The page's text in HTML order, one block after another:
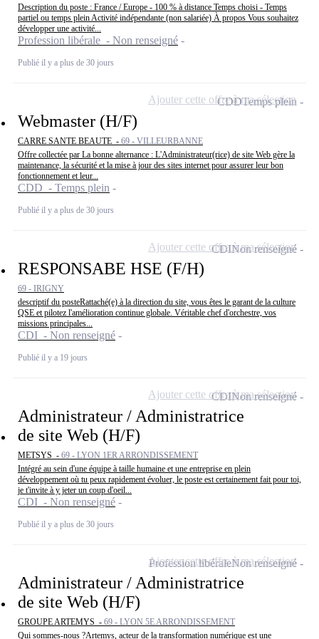
Description du poste : France / Europe - 100 % à distance Temps choisi - Temps
partiel ou temps plein Activité indépendante (non salariée) À propos Vous souhaitez
développer une activité...
Profession libérale - Non renseigné
Publié il y a plus de 30 jours
Webmaster (H/F)
CARRE SANTE BEAUTE - 69 - VILLEURBANNE
Offre collectée par La bonne alternance : L'Administrateur(rice) de site Web gère la
maintenance, la sécurité et la mise à jour des sites internet pour assurer leur bon
fonctionnement et leur...
CDD - Temps plein
Publié il y a plus de 30 jours
CDDTemps plein
Ajouter cette offre à ma sélection
RESPONSABE HSE (F/H)
69 - IRIGNY
descriptif du posteRattaché(e) à la direction du site, vous êtes le garant de la culture
QSE et pilotez l'amélioration continue globale. Véritable chef d'orchestre, vos
missions principales...
CDI - Non renseigné
Publié il y a 19 jours
CDINon renseigné
Ajouter cette offre à ma sélection
Administrateur / Administratrice
de site Web (H/F)
METSYS - 69 - LYON 1ER ARRONDISSEMENT
Intégré au sein d'une équipe à taille humaine et une entreprise en plein
développement où tu peux rapidement évoluer, le poste est certainement fait pour toi,
je t'invite à y jeter un coup d'oeil...
CDI - Non renseigné
Publié il y a plus de 30 jours
CDINon renseigné
Ajouter cette offre à ma sélection
Administrateur / Administratrice
de site Web (H/F)
GROUPE ARTEMYS - 69 - LYON 5E ARRONDISSEMENT
Qui sommes-nous ?Artemys, acteur de la transformation numérique est une
Profession libéraleNon renseigné
Ajouter cette offre à ma sélection